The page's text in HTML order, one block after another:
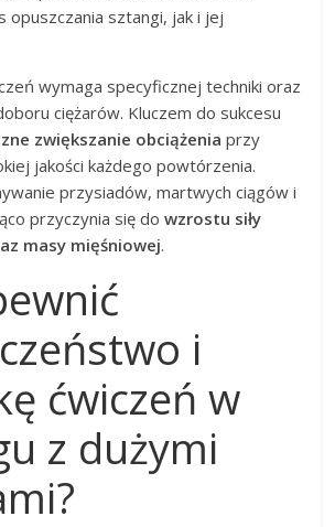
opuszczania sztangi, jak i jej
wymaga specyficznej techniki oraz
ciężarów. Kluczem do sukcesu
zwiększanie obciążenia przy
jakości każdego powtórzenia.
przysiadów, martwych ciągów i
przyczynia się dowzrostu siły
masy mięśniowej.
i
ćwiczeń w
z dużymi